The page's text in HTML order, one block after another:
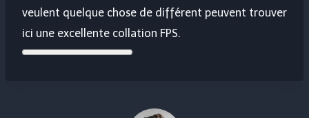
veulent quelque chose de différent peuvent trouver
ici une excellente collation FPS.